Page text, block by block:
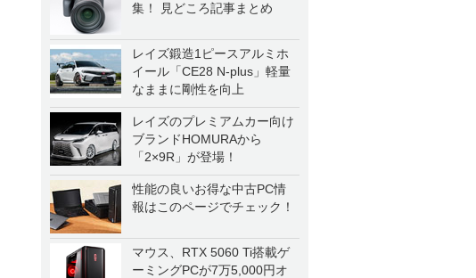
集！ 見どころ記事まとめ
レイズ鍛造1ピースアルミホ
イール「CE28 N-plus」軽量
なままに剛性を向上
レイズのプレミアムカー向け
ブランドHOMURAから
「2×9R」が登場！
性能の良いお得な中古PC情
報はこのページでチェック！
マウス、RTX 5060 Ti搭載ゲ
ーミングPCが7万5,000円オ